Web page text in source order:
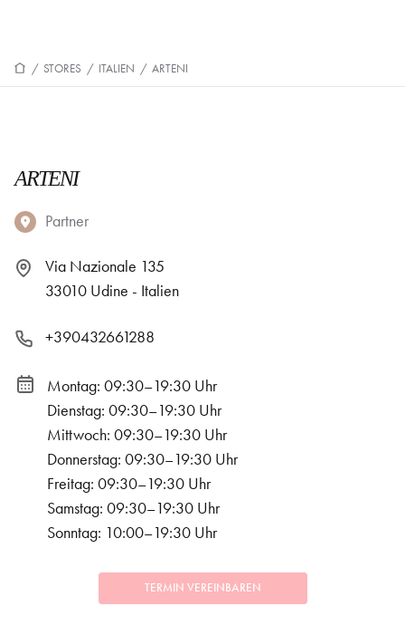
/ STORES / ITALIEN / ARTENI
ARTENI
Partner
Via Nazionale 135
33010 Udine - Italien
+390432661288
Montag: 09:30–19:30 Uhr
Dienstag: 09:30–19:30 Uhr
Mittwoch: 09:30–19:30 Uhr
Donnerstag: 09:30–19:30 Uhr
Freitag: 09:30–19:30 Uhr
Samstag: 09:30–19:30 Uhr
Sonntag: 10:00–19:30 Uhr
TERMIN VEREINBAREN